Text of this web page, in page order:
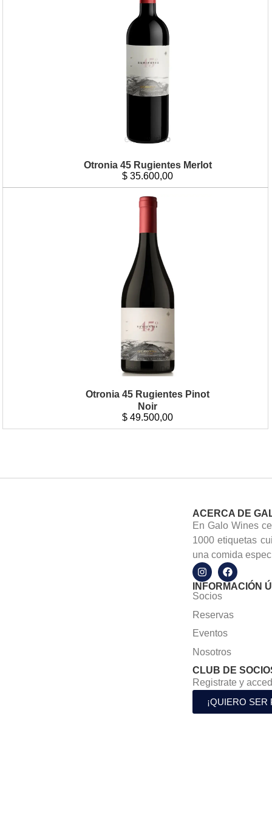
Otronia 45 Rugientes Merlot
$ 35.600,00
Otronia 45 Rugientes Pinot
Noir
$ 49.500,00
ACERCA DE
En Galo Wines
1000 etiquetas
una comida
INFORMACIÓN
Socios
Reservas
Eventos
Nosotros
CLUB DE
Registrate y
¡QUIERO SER